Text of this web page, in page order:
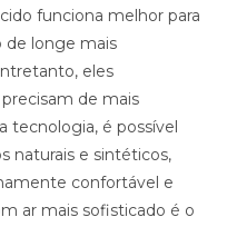
funciona melhor para
de longe mais
eles
de mais
tecnologia, é possível
naturais e sintéticos,
confortável e
ar mais sofisticado é o